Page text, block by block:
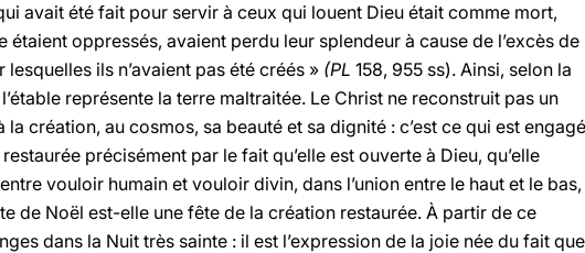
avait été fait pour servir à ceux qui louent Dieu était comme mort,
oppressés, avaient perdu leur splendeur à cause de l’excès de
ils n’avaient pas été créés » (PL 158, 955 ss). Ainsi, selon la
représente la terre maltraitée. Le Christ ne reconstruit pas un
création, au cosmos, sa beauté et sa dignité : c’est ce qui est
précisément par le fait qu’elle est ouverte à Dieu, qu’elle
vouloir humain et vouloir divin, dans l’union entre le haut et le bas,
de Noël est-elle une fête de la création restaurée. À partir de ce
dans la Nuit très sainte : il est l’expression de la joie née du fait que